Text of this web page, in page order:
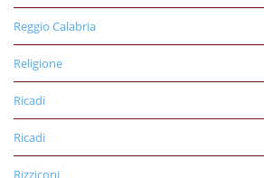
Reggio Calabria
Religione
Ricadi
Ricadi
Rizziconi